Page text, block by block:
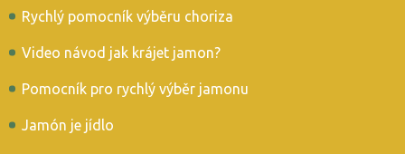
Rychlý pomocník výběru choriza
Video návod jak krájet jamon?
Pomocník pro rychlý výběr jamonu
Jamón je jídlo